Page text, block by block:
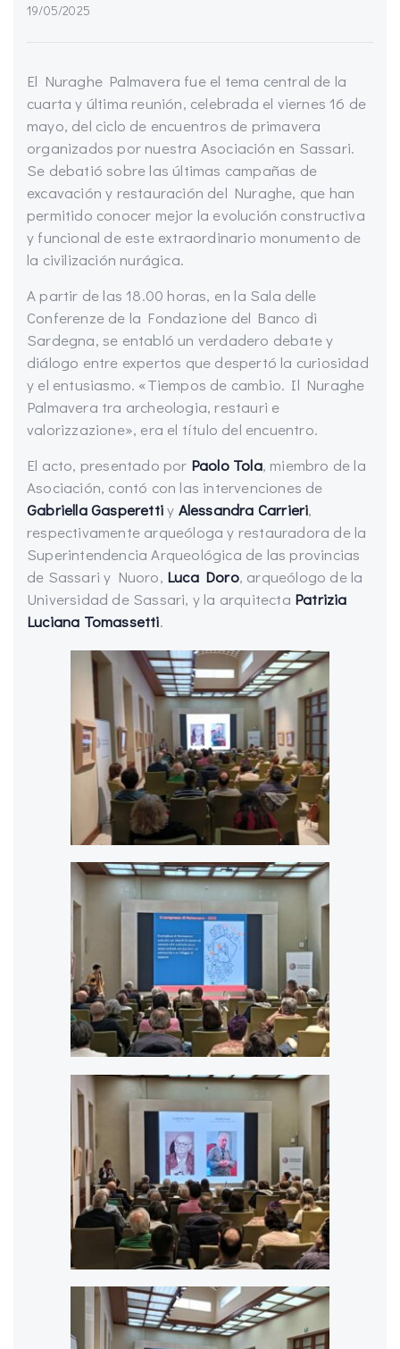
19/05/2025
El Nuraghe Palmavera fue el tema central de la
cuarta y última reunión, celebrada el viernes 16 de
mayo, del ciclo de encuentros de primavera
organizados por nuestra Asociación en Sassari.
Se debatió sobre las últimas campañas de
excavación y restauración del Nuraghe, que han
permitido conocer mejor la evolución constructiva
y funcional de este extraordinario monumento de
la civilización nurágica.
A partir de las 18.00 horas, en la Sala delle
Conferenze de la Fondazione del Banco di
Sardegna, se entabló un verdadero debate y
diálogo entre expertos que despertó la curiosidad
y el entusiasmo. «Tiempos de cambio. Il Nuraghe
Palmavera tra archeologia, restauri e
valorizzazione», era el título del encuentro.
El acto, presentado por Paolo Tola, miembro de la
Asociación, contó con las intervenciones de
Gabriella Gasperettiy Alessandra Carrieri,
respectivamente arqueóloga y restauradora de la
Superintendencia Arqueológica de las provincias
de Sassari y Nuoro, Luca Doro, arqueólogo de la
Universidad de Sassari, y la arquitecta Patrizia
Luciana Tomassetti.